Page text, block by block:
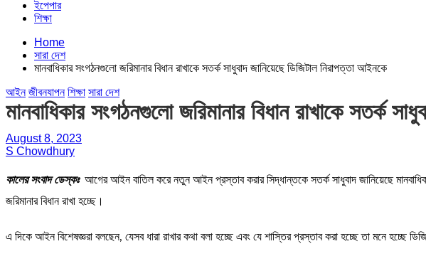
ইপেপার
শিক্ষা
Home
সারা দেশ
মানবাধিকার সংগঠনগুলো জরিমানার বিধান রাখাকে সতর্ক সাধুবাদ জানিয়েছে ডিজিটাল নিরাপত্তা আইনকে
আইন জীবনযাপন শিক্ষা সারা দেশ
মানবাধিকার সংগঠনগুলো জরিমানার বিধান রাখাকে সতর্ক
August 8, 2023
S Chowdhury
কালের সংবাদ ডেস্কঃ আগের আইন বাতিল করে নতুন আইন প্রস্তাব করার সিদ্ধান্তকে সতর্ক সাধুবাদ জানিয়েছে
জরিমানার বিধান রাখা হচ্ছে।
এ দিকে আইন বিশেষজ্ঞরা বলছেন, যেসব ধারা রাখার কথা বলা হচ্ছে এবং যে শাস্তির প্রস্তাব করা হচ্ছে তা মনে হচ্ছে